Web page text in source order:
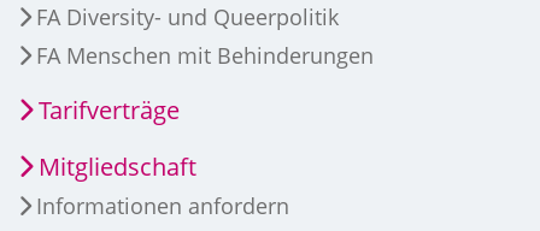
FA Diversity- und Queerpolitik
FA Menschen mit Behinderungen
Tarifverträge
Mitgliedschaft
Informationen anfordern